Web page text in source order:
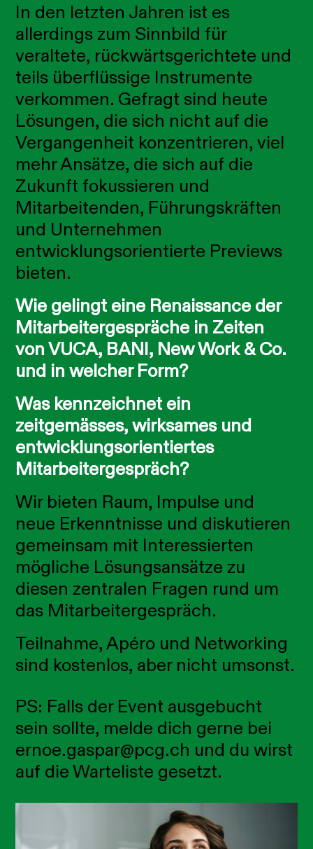
In den letzten Jahren ist es
allerdings zum Sinnbild für
veraltete, rückwärtsgerichtete und
teils überflüssige Instrumente
verkommen. Gefragt sind heute
Lösungen, die sich nicht auf die
Vergangenheit konzentrieren, viel
mehr Ansätze, die sich auf die
Zukunft fokussieren und
Mitarbeitenden, Führungskräften
und Unternehmen
entwicklungsorientierte Previews
bieten.
Wie gelingt eine Renaissance der
Mitarbeitergespräche in Zeiten
von VUCA, BANI, New Work & Co.
und in welcher Form?
Was kennzeichnet ein
zeitgemässes, wirksames und
entwicklungsorientiertes
Mitarbeitergespräch?
Wir bieten Raum, Impulse und
neue Erkenntnisse und diskutieren
gemeinsam mit Interessierten
mögliche Lösungsansätze zu
diesen zentralen Fragen rund um
das Mitarbeitergespräch.
Teilnahme, Apéro und Networking
sind kostenlos, aber nicht umsonst.
PS: Falls der Event ausgebucht
sein sollte, melde dich gerne bei
ernoe.gaspar@pcg.ch und du wirst
auf die Warteliste gesetzt.